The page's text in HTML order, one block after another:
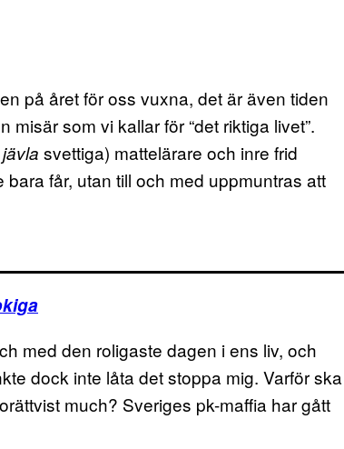
på året för oss vuxna, det är även tiden
som vi kallar för “det riktiga livet”.
jävla svettiga) mattelärare och inre frid
får, utan till och med uppmuntras att
med den roligaste dagen i ens liv, och
dock inte låta det stoppa mig. Varför ska
much? Sveriges pk-maffia har gått